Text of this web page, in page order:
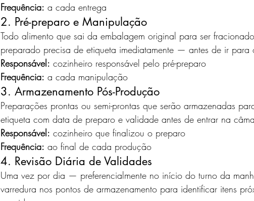
Frequência: a cada entrega
2. Pré-preparo e Manipulação
Todo alimento que sai da embalagem original para ser
preparado precisa de etiqueta imediatamente — antes de ir para
Responsável: cozinheiro responsável pelo pré-preparo
Frequência: a cada manipulação
3. Armazenamento Pós-Produção
Preparações prontas ou semi-prontas que serão armazenadas
etiqueta com data de preparo e validade antes de entrar na
Responsável: cozinheiro que finalizou o preparo
Frequência: ao final de cada produção
4. Revisão Diária de Validades
Uma vez por dia — preferencialmente no início do turno da
varredura nos pontos de armazenamento para identificar itens